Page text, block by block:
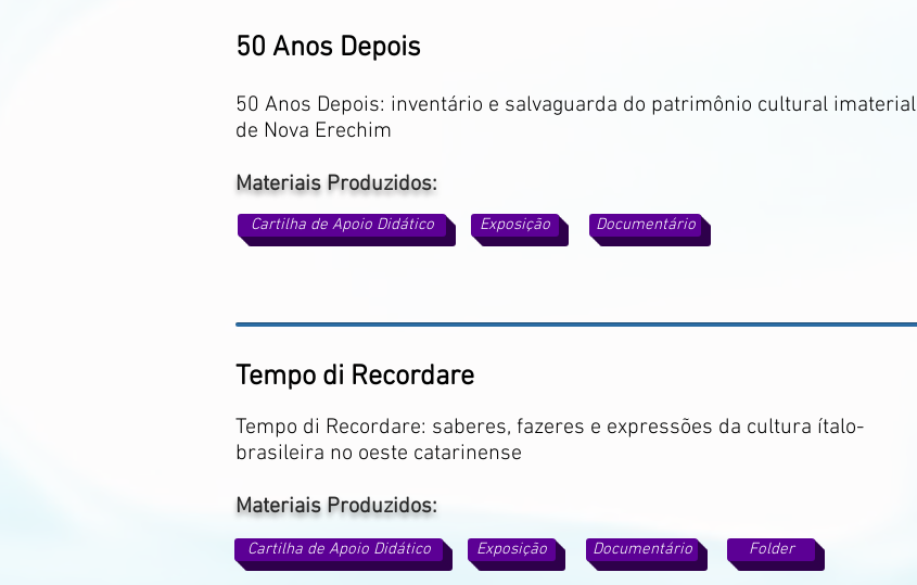
50 Anos Depois
50 Anos Depois: inventário e salvaguarda do patrimônio cultural imaterial
de Nova Erechim
Materiais Produzidos:
Cartilha de Apoio Didático Exposição Documentário
Tempo di Recordare
Tempo di Recordare: saberes, fazeres e expressões da cultura ítalo-
brasileira no oeste catarinense
Materiais Produzidos:
Cartilha de Apoio Didático Exposição Documentário Folder